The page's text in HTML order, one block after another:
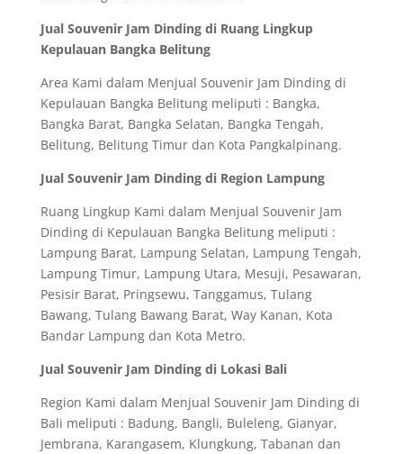
Jual Souvenir Jam Dinding di Ruang Lingkup
Kepulauan Bangka Belitung
Area Kami dalam Menjual Souvenir Jam Dinding di
Kepulauan Bangka Belitung meliputi : Bangka,
Bangka Barat, Bangka Selatan, Bangka Tengah,
Belitung, Belitung Timur dan Kota Pangkalpinang.
Jual Souvenir Jam Dinding di Region Lampung
Ruang Lingkup Kami dalam Menjual Souvenir Jam
Dinding di Kepulauan Bangka Belitung meliputi :
Lampung Barat, Lampung Selatan, Lampung Tengah,
Lampung Timur, Lampung Utara, Mesuji, Pesawaran,
Pesisir Barat, Pringsewu, Tanggamus, Tulang
Bawang, Tulang Bawang Barat, Way Kanan, Kota
Bandar Lampung dan Kota Metro.
Jual Souvenir Jam Dinding di Lokasi Bali
Region Kami dalam Menjual Souvenir Jam Dinding di
Bali meliputi : Badung, Bangli, Buleleng, Gianyar,
Jembrana, Karangasem, Klungkung, Tabanan dan